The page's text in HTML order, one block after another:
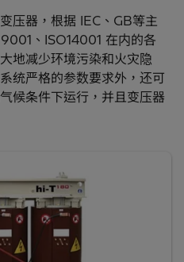
压器，根据 IEC、GB等主
、ISO14001 在内的各
地减少环境污染和火灾隐
统严格的参数要求外，还可
候条件下运行，并且变压器